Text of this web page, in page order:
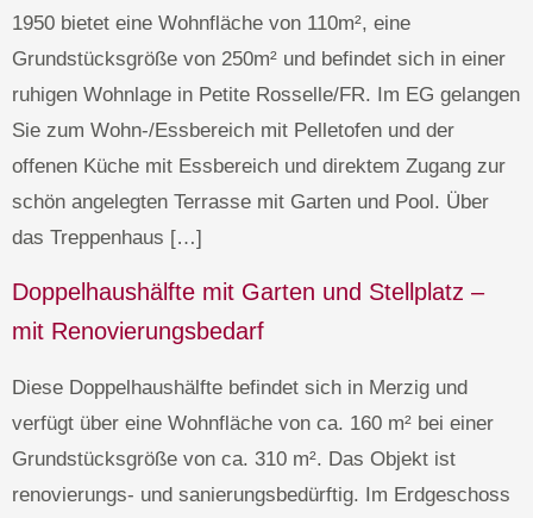
1950 bietet eine Wohnfläche von 110m², eine
Grundstücksgröße von 250m² und befindet sich in einer
ruhigen Wohnlage in Petite Rosselle/FR. Im EG gelangen
Sie zum Wohn-/Essbereich mit Pelletofen und der
offenen Küche mit Essbereich und direktem Zugang zur
schön angelegten Terrasse mit Garten und Pool. Über
das Treppenhaus […]
Doppelhaushälfte mit Garten und Stellplatz –
mit Renovierungsbedarf
Diese Doppelhaushälfte befindet sich in Merzig und
verfügt über eine Wohnfläche von ca. 160 m² bei einer
Grundstücksgröße von ca. 310 m². Das Objekt ist
renovierungs- und sanierungsbedürftig. Im Erdgeschoss